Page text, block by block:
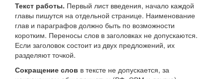
Текст работы. Первый лист введения, начало каждой
главы пишутся на отдельной странице. Наименование
глав и параграфов должно быть по возможности
коротким. Переносы слов в заголовках не допускаются.
Если заголовок состоит из двух предложений, их
разделяют точкой.
Сокращение слов в тексте не допускается, за